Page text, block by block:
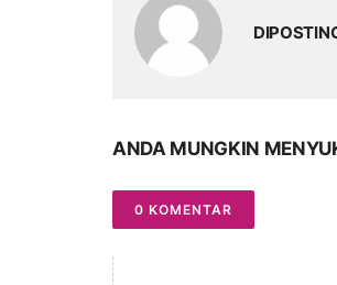
ANDA MUNGKIN
0 KOMENTAR